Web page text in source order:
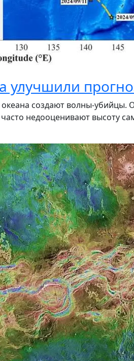
океана создают волны-
недооценивают высоту